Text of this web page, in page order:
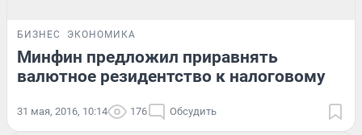
БИЗНЕС ЭКОНОМИКА
Минфин предложил приравнять
валютное резидентство к налоговому
31 мая, 2016, 10:14 176 Обсудить